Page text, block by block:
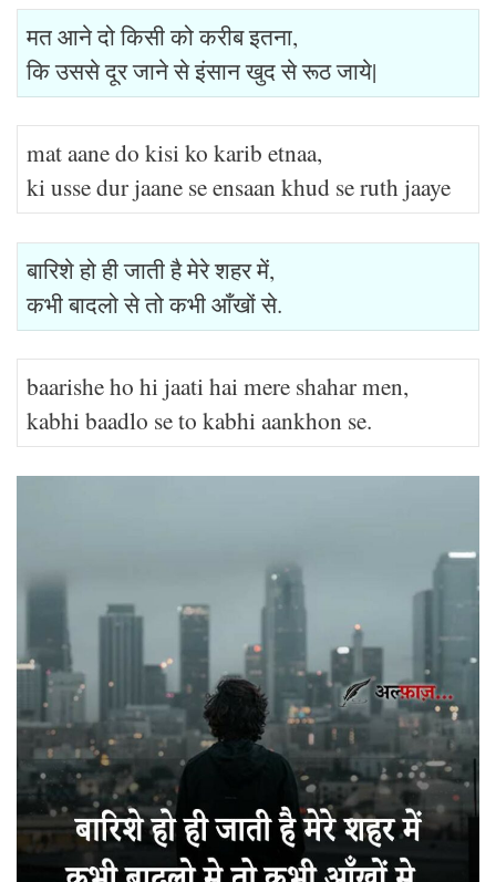
मत आने दो किसी को करीब इतना,
कि उससे दूर जाने से इंसान खुद से रूठ जाये|
mat aane do kisi ko karib etnaa,
ki usse dur jaane se ensaan khud se ruth jaaye
बारिशे हो ही जाती है मेरे शहर में,
कभी बादलो से तो कभी आँखों से.
baarishe ho hi jaati hai mere shahar men,
kabhi baadlo se to kabhi aankhon se.